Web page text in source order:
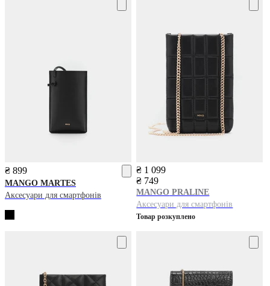
₴ 899
MANGO MARTES
Аксесуари для смартфонів
₴ 1 099
₴ 749
MANGO PRALINE
Аксесуари для смартфонів
Товар розкуплено